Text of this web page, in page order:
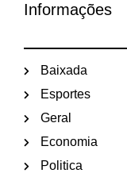
Informações
Baixada
Esportes
Geral
Economia
Politica